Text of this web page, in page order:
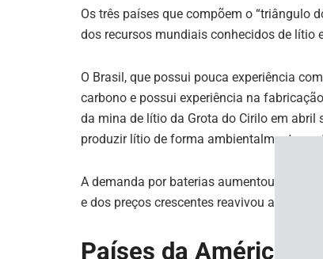
Os três países que compõem o “triângulo
dos recursos mundiais conhecidos de lítio
O Brasil, que possui pouca experiência
carbono e possui experiência na
da mina de lítio da Grota do Cirilo em abril
produzir lítio de forma ambientalmente
A demanda por baterias aumentou, e o
e dos preços crescentes reavivou as
Países da América